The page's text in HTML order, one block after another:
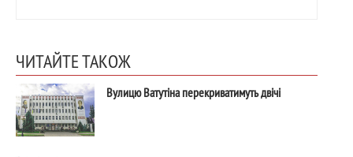
ЧИТАЙТЕ ТАКОЖ
Вулицю Ватутіна перекриватимуть двічі